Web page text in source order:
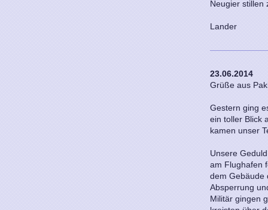
Neugier stillen
Lander
23.06.2014
Grüße aus
Gestern ging
ein toller Blick
kamen unser
Unsere
am Flughafen
dem Gebäude
Absperrung
Militär gingen